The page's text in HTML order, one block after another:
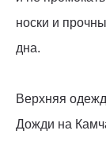
носки и
дна.
Верхняя
Дожди на